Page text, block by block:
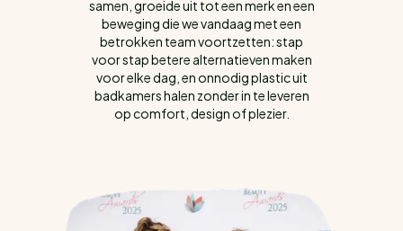
samen, groeide uit tot een merk en een
beweging die we vandaag met een
betrokken team voortzetten: stap
voor stap betere alternatieven maken
voor elke dag, en onnodig plastic uit
badkamers halen zonder in te leveren
op comfort, design of plezier.